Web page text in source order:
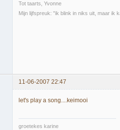
Tot taarts, Yvonne
Mijn lijfspreuk: "ik blink in niks uit, maar ik
11-06-2007 22:47
let's play a song....keimooi
groetekes karine